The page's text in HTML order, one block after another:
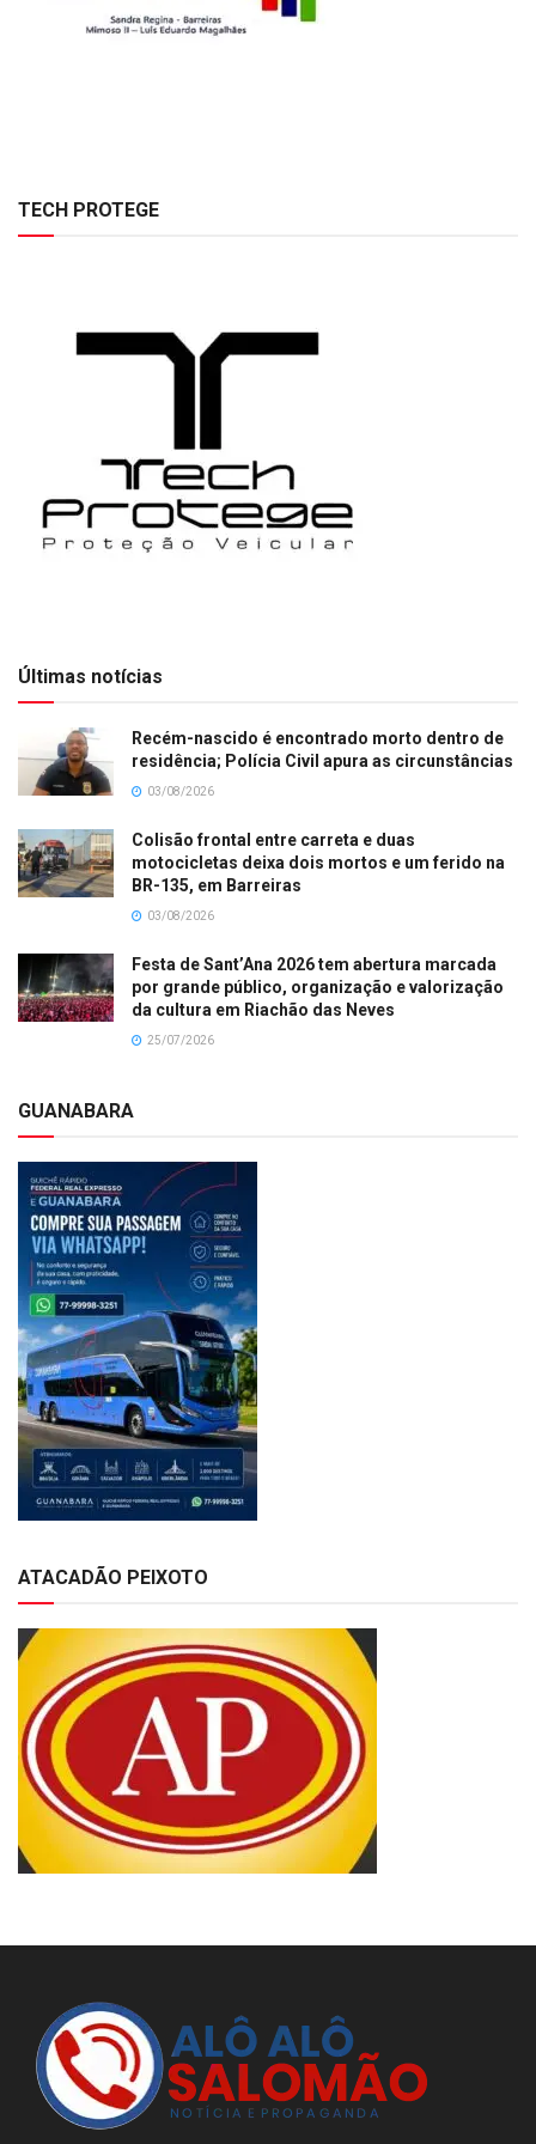
TECH PROTEGE
Últimas notícias
Recém-nascido é encontrado morto dentro de
residência; Polícia Civil apura as circunstâncias
03/08/2026
Colisão frontal entre carreta e duas
motocicletas deixa dois mortos e um ferido na
BR-135, em Barreiras
03/08/2026
Festa de Sant’Ana 2026 tem abertura marcada
por grande público, organização e valorização
da cultura em Riachão das Neves
25/07/2026
GUANABARA
ATACADÃO PEIXOTO